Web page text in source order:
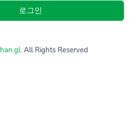
로그인
han.gl. All Rights Reserved